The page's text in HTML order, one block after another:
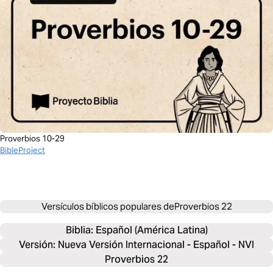
Proverbios 10-29
BibleProject
Versículos bíblicos populares deProverbios 22
Biblia: Español (América Latina)
Versión: Nueva Versión Internacional - Español - NVI
Proverbios 22